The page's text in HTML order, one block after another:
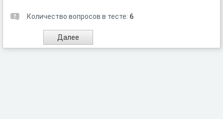
Количество вопросов в тесте: 6